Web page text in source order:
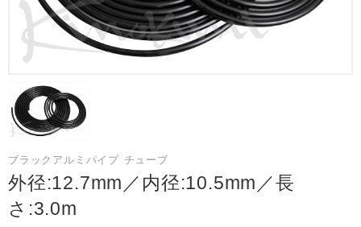
ブラックアルミパイプ チューブ
外径:12.7mm／内径:10.5mm／長
さ:3.0m